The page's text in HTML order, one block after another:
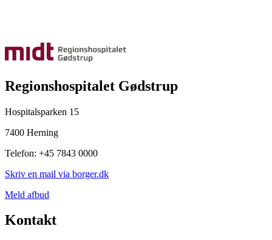
Regionshospitalet Gødstrup
Hospitalsparken 15
7400 Herning
Telefon: +45 7843 0000
Skriv en mail via borger.dk
Meld afbud
Kontakt